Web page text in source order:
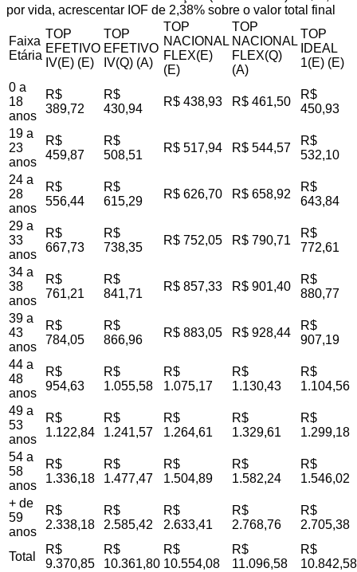
por vida, acrescentar IOF de 2,38% sobre o valor total final
Faixa
Etária
TOP
EFETIVO
IV(E) (E)
TOP
EFETIVO
IV(Q) (A)
TOP
NACIONAL
FLEX(E)
(E)
TOP
NACIONAL
FLEX(Q)
(A)
TOP
IDEAL
1(E) (E)
0 a
18
anos
R$
389,72
R$
430,94
R$ 438,93 R$ 461,50
R$
450,93
19 a
23
anos
R$
459,87
R$
508,51
R$ 517,94 R$ 544,57
R$
532,10
24 a
28
anos
R$
556,44
R$
615,29
R$ 626,70 R$ 658,92
R$
643,84
29 a
33
anos
R$
667,73
R$
738,35
R$ 752,05 R$ 790,71
R$
772,61
34 a
38
anos
R$
761,21
R$
841,71
R$ 857,33 R$ 901,40
R$
880,77
39 a
43
anos
R$
784,05
R$
866,96
R$ 883,05 R$ 928,44
R$
907,19
44 a
48
anos
R$
954,63
R$
1.055,58
R$
1.075,17
R$
1.130,43
R$
1.104,56
49 a
53
anos
R$
1.122,84
R$
1.241,57
R$
1.264,61
R$
1.329,61
R$
1.299,18
54 a
58
anos
R$
1.336,18
R$
1.477,47
R$
1.504,89
R$
1.582,24
R$
1.546,02
+ de
59
anos
R$
2.338,18
R$
2.585,42
R$
2.633,41
R$
2.768,76
R$
2.705,38
Total
R$
9.370,85
R$
10.361,80
R$
10.554,08
R$
11.096,58
R$
10.842,58